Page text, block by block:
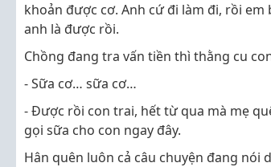
khoản được cơ. Anh cứ đi làm đi, rồi
anh là được rồi.
Chồng đang tra vấn tiền thì thằng cu
- Sữa cơ… sữa cơ…
- Được rồi con trai, hết từ qua mà mẹ
gọi sữa cho con ngay đây.
Hân quên luôn cả câu chuyện đang nói